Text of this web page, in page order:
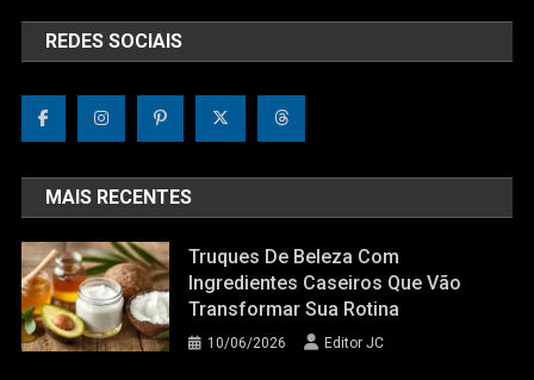
REDES SOCIAIS
MAIS RECENTES
Truques De Beleza Com
Ingredientes Caseiros Que Vão
Transformar Sua Rotina
10/06/2026 Editor JC